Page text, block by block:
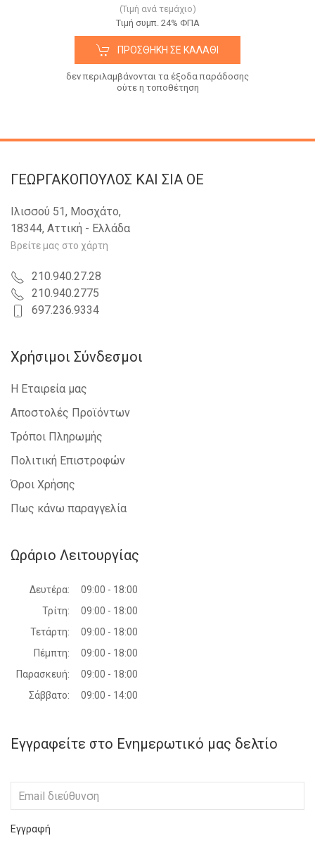
(Τιμή ανά τεμάχιο)
Tιμή συμπ. 24% ΦΠΑ
ΠΡΟΣΘΉΚΗ ΣΕ ΚΑΛΆΘΙ
δεν περιλαμβάνονται τα έξοδα παράδοσης
ούτε η τοποθέτηση
ΓΕΩΡΓΑΚΟΠΟΥΛΟΣ KAI ΣΙΑ OE
Ιλισσού 51, Μοσχάτο,
18344, Αττική - Ελλάδα
Βρείτε μας στο χάρτη
210.940.27.28
210.940.2775
697.236.9334
Χρήσιμοι Σύνδεσμοι
Η Εταιρεία μας
Αποστολές Προϊόντων
Τρόποι Πληρωμής
Πολιτική Επιστροφών
Όροι Χρήσης
Πως κάνω παραγγελία
Ωράριο Λειτουργίας
Δευτέρα:
09:00 - 18:00
Τρίτη:
09:00 - 18:00
Τετάρτη:
09:00 - 18:00
Πέμπτη:
09:00 - 18:00
Παρασκευή:
09:00 - 18:00
Σάββατο:
09:00 - 14:00
Εγγραφείτε στο Ενημερωτικό μας δελτίο
Εγγραφή